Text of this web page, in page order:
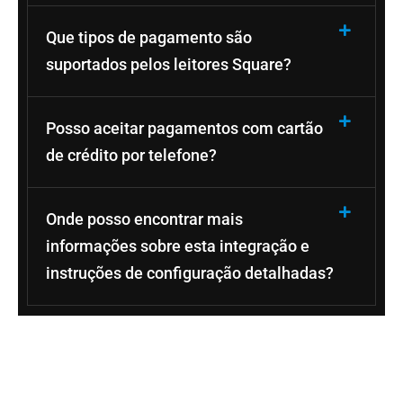
Que tipos de pagamento são
suportados pelos leitores Square?
Posso aceitar pagamentos com cartão
de crédito por telefone?
Onde posso encontrar mais
informações sobre esta integração e
instruções de configuração detalhadas?